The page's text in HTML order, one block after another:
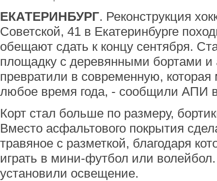
ЕКАТЕРИНБУРГ. Реконструкция
Советской, 41 в Екатеринбурге
обещают сдать к концу сентября.
площадку с деревянными бортами
превратили в современную, которая
любое время года, - сообщили АПИ
Корт стал больше по размеру,
Вместо асфальтового покрытия
травяное с разметкой, благодаря
играть в мини-футбол или
установили освещение.